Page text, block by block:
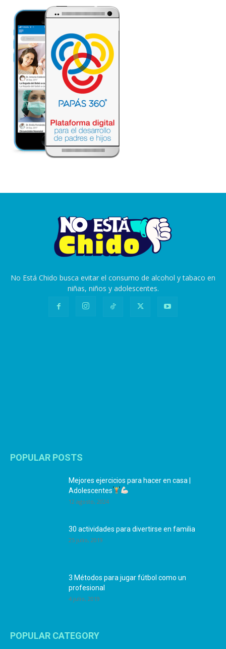
No Está Chido busca evitar el consumo de alcohol y tabaco en
niñas, niños y adolescentes.
POPULAR POSTS
Mejores ejercicios para hacer en casa |
Adolescentes
12 agosto, 2024
30 actividades para divertirse en familia
25 julio, 2019
3 Métodos para jugar fútbol como un
profesional
4 julio, 2019
POPULAR CATEGORY